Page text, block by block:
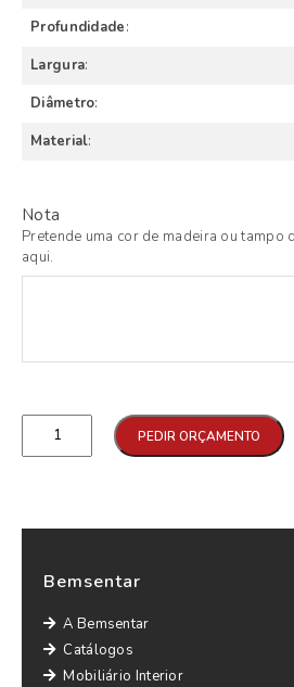
Profundidade:
Largura:
Diâmetro:
Material:
Nota
Pretende uma cor de madeira ou tampo
aqui.
PEDIR ORÇAMENTO
Bemsentar
A Bemsentar
Catálogos
Mobiliário Interior